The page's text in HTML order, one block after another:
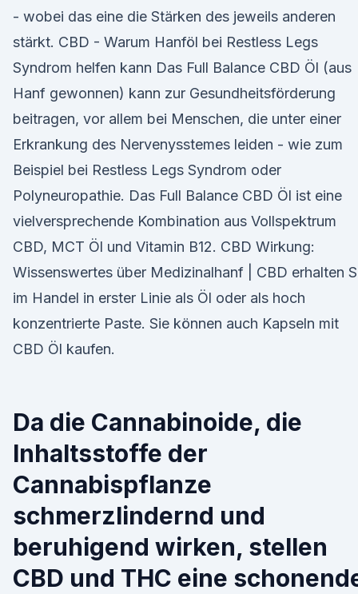
- wobei das eine die Stärken des jeweils anderen
stärkt. CBD - Warum Hanföl bei Restless Legs
Syndrom helfen kann Das Full Balance CBD Öl (aus
Hanf gewonnen) kann zur Gesundheitsförderung
beitragen, vor allem bei Menschen, die unter einer
Erkrankung des Nervenysstemes leiden - wie zum
Beispiel bei Restless Legs Syndrom oder
Polyneuropathie. Das Full Balance CBD Öl ist eine
vielversprechende Kombination aus Vollspektrum
CBD, MCT Öl und Vitamin B12. CBD Wirkung:
Wissenswertes über Medizinalhanf | CBD erhalten
im Handel in erster Linie als Öl oder als hoch
konzentrierte Paste. Sie können auch Kapseln mit
CBD Öl kaufen.
Da die Cannabinoide, die
Inhaltsstoffe der
Cannabispflanze
schmerzlindernd und
beruhigend wirken, stellen
CBD und THC eine